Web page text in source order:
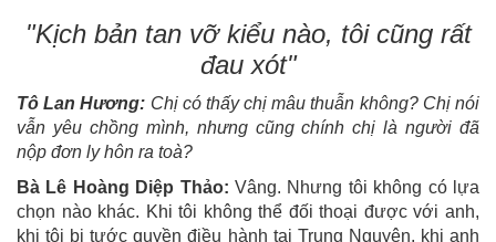
"Kịch bản tan vỡ kiểu nào, tôi cũng rất
đau xót"
Tô Lan Hương: Chị có thấy chị mâu thuẫn không? Chị nói
vẫn yêu chồng mình, nhưng cũng chính chị là người đã
nộp đơn ly hôn ra toà?
Bà Lê Hoàng Diệp Thảo: Vâng. Nhưng tôi không có lựa
chọn nào khác. Khi tôi không thể đối thoại được với anh,
khi tôi bị tước quyền điều hành tại Trung Nguyên, khi anh